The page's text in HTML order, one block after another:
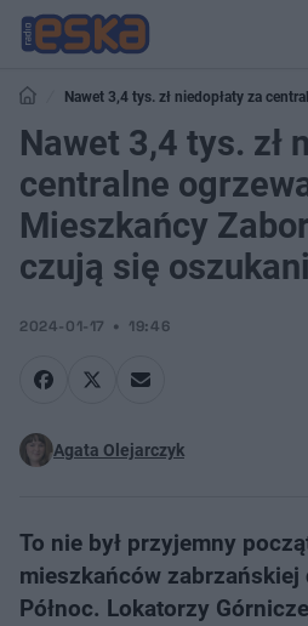
Nawet 3,4 tys. zł niedopłaty za
Zaborza Północ czują się oszukani
Nawet 3,4 tys. zł
centralne
Mieszkańcy
czują się oszukani
2024-01-17 19:46
Agata Olejarczyk
To nie był przyjemny
mieszkańców
Północ. Lokatorzy